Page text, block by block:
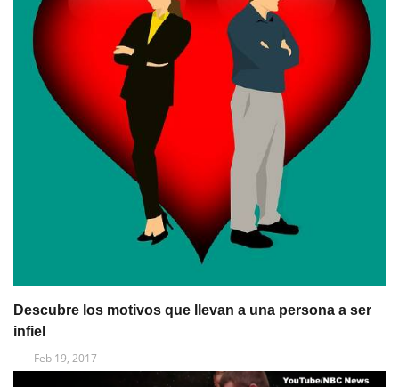
Descubre los motivos que llevan a una persona a ser
infiel
Feb 19, 2017